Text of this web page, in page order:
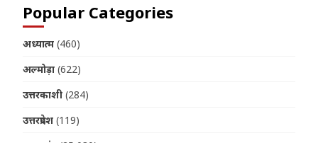
Popular Categories
अध्यात्म (460)
अल्मोड़ा (622)
उत्तरकाशी (284)
उत्तरप्रदेश (119)